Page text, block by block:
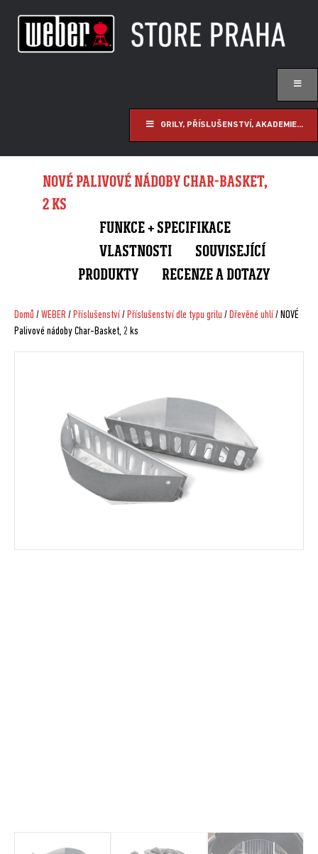
GRILY, PŘÍSLUŠENSTVÍ, AKADEMIE...
NOVÉ PALIVOVÉ NÁDOBY CHAR-BASKET,
2 KS
FUNKCE + SPECIFIKACE
VLASTNOSTI
SOUVISEJÍCÍ
PRODUKTY
RECENZE A DOTAZY
Domů /WEBER/ Příslušenství/ Příslušenství dle typu grilu / Dřevěné uhlí/ NOVÉ
Palivové nádoby Char-Basket, 2 ks